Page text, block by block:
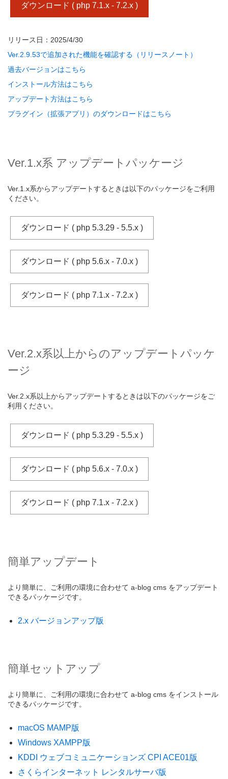
ダウンロード ( php 7.1.x - 7.2.x )
リリース日：2025/4/30
Ver.2.9.53で追加された機能を確認する（リリースノート）
過去バージョンはこちら
インストール方法はこちら
アップデート方法はこちら
プラグイン（拡張アプリ）のダウンロードはこちら
Ver.1.x系 アップデートパッケージ
Ver.1.x系からアップデートするときは以下のパッケージをご利用
ください。
ダウンロード ( php 5.3.29 - 5.5.x )
ダウンロード ( php 5.6.x - 7.0.x )
ダウンロード ( php 7.1.x - 7.2.x )
Ver.2.x系以上からのアップデートパッケ
ージ
Ver.2.x系以上からアップデートするときは以下のパッケージをご
利用ください。
ダウンロード ( php 5.3.29 - 5.5.x )
ダウンロード ( php 5.6.x - 7.0.x )
ダウンロード ( php 7.1.x - 7.2.x )
簡単アップデート
より簡単に、ご利用の環境に合わせて a-blog cms をアップデート
できるパッケージです。
2.x バージョンアップ版
簡単セットアップ
より簡単に、ご利用の環境に合わせて a-blog cms をインストール
できるパッケージです。
macOS MAMP版
Windows XAMPP版
KDDI ウェブコミュニケーションズ CPI ACE01版
さくらインターネット レンタルサーバ版